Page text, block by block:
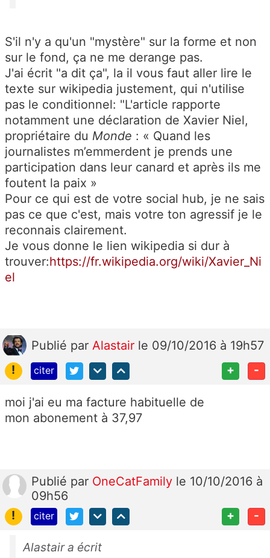
S'il n'y a qu'un "mystère" sur la forme et non
sur le fond, ça ne me derange pas.
J'ai écrit "a dit ça", la il vous faut aller lire le
texte sur wikipedia justement, qui n'utilise
pas le conditionnel: "L'article rapporte
notamment une déclaration de Xavier Niel,
propriétaire du Monde : « Quand les
journalistes m’emmerdent je prends une
participation dans leur canard et après ils me
foutent la paix »
Pour ce qui est de votre social hub, je ne sais
pas ce que c'est, mais votre ton agressif je le
reconnais clairement.
Je vous donne le lien wikipedia si dur à
trouver:https://fr.wikipedia.org/wiki/Xavier_Ni
el
Publié par Alastair le 09/10/2016 à 19h57
!
citer + -
moi j'ai eu ma facture habituelle de
mon abonement à 37,97
Publié par OneCatFamily le 10/10/2016 à
09h56
!
citer + -
Alastair a écrit